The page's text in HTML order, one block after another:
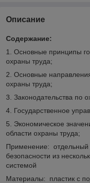
Описание
Содержание:
1. Основные принципы
охраны труда;
2. Основные
охраны труда;
3. Законодательства по
4. Государственное
5. Экономическое
области охраны труда;
Применение: отдельный
безопасности из
системой
Материалы: пластик с